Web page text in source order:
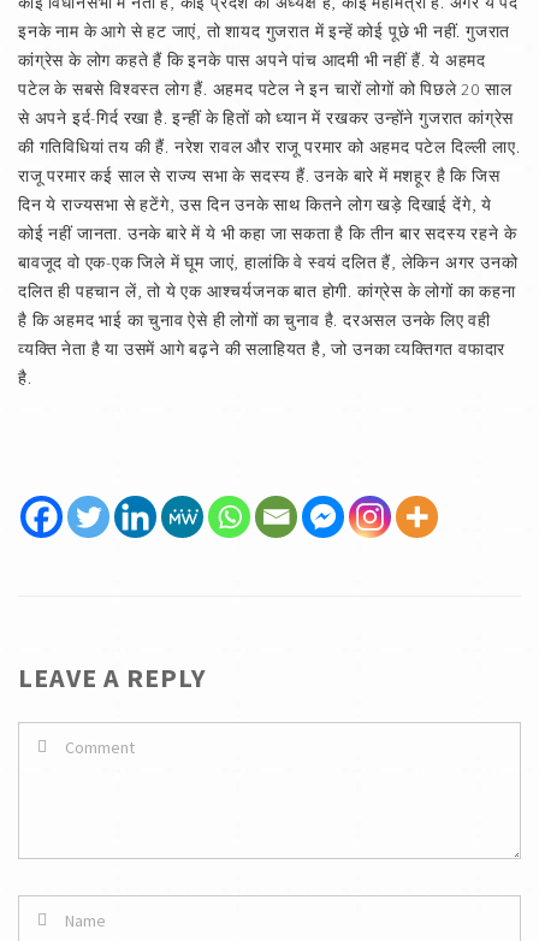
इनके नाम के आगे से हट जाएं, तो शायद गुजरात में इन्हें कोई पूछे भी नहीं. गुजरात
कांग्रेस के लोग कहते हैं कि इनके पास अपने पांच आदमी भी नहीं हैं. ये अहमद
पटेल के सबसे विश्वस्त लोग हैं. अहमद पटेल ने इन चारों लोगों को पिछले 20 साल
से अपने इर्द-गिर्द रखा है. इन्हीं के हितों को ध्यान में रखकर उन्होंने गुजरात कांग्रेस
की गतिविधियां तय की हैं. नरेश रावल और राजू परमार को अहमद पटेल दिल्ली लाए.
राजू परमार कई साल से राज्य सभा के सदस्य हैं. उनके बारे में मशहूर है कि जिस
दिन ये राज्यसभा से हटेंगे, उस दिन उनके साथ कितने लोग खड़े दिखाई देंगे, ये
कोई नहीं जानता. उनके बारे में ये भी कहा जा सकता है कि तीन बार सदस्य रहने के
बावजूद वो एक-एक जिले में घूम जाएं, हालांकि वे स्वयं दलित हैं, लेकिन अगर उनको
दलित ही पहचान लें, तो ये एक आश्चर्यजनक बात होगी. कांग्रेस के लोगों का कहना
है कि अहमद भाई का चुनाव ऐसे ही लोगों का चुनाव है. दरअसल उनके लिए वही
व्यक्ति नेता है या उसमें आगे बढ़ने की सलाहियत है, जो उनका व्यक्तिगत वफादार
है.
LEAVE A REPLY